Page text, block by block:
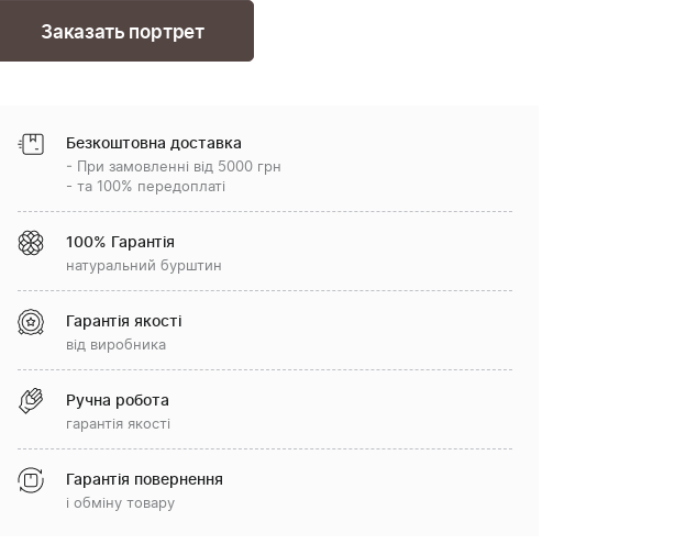
Заказать портрет
Безкоштовна доставка
- При замовленні від 5000 грн
- та 100% передоплаті
100% Гарантія
натуральний бурштин
Гарантія якості
від виробника
Ручна робота
гарантія якості
Гарантія повернення
і обміну товару